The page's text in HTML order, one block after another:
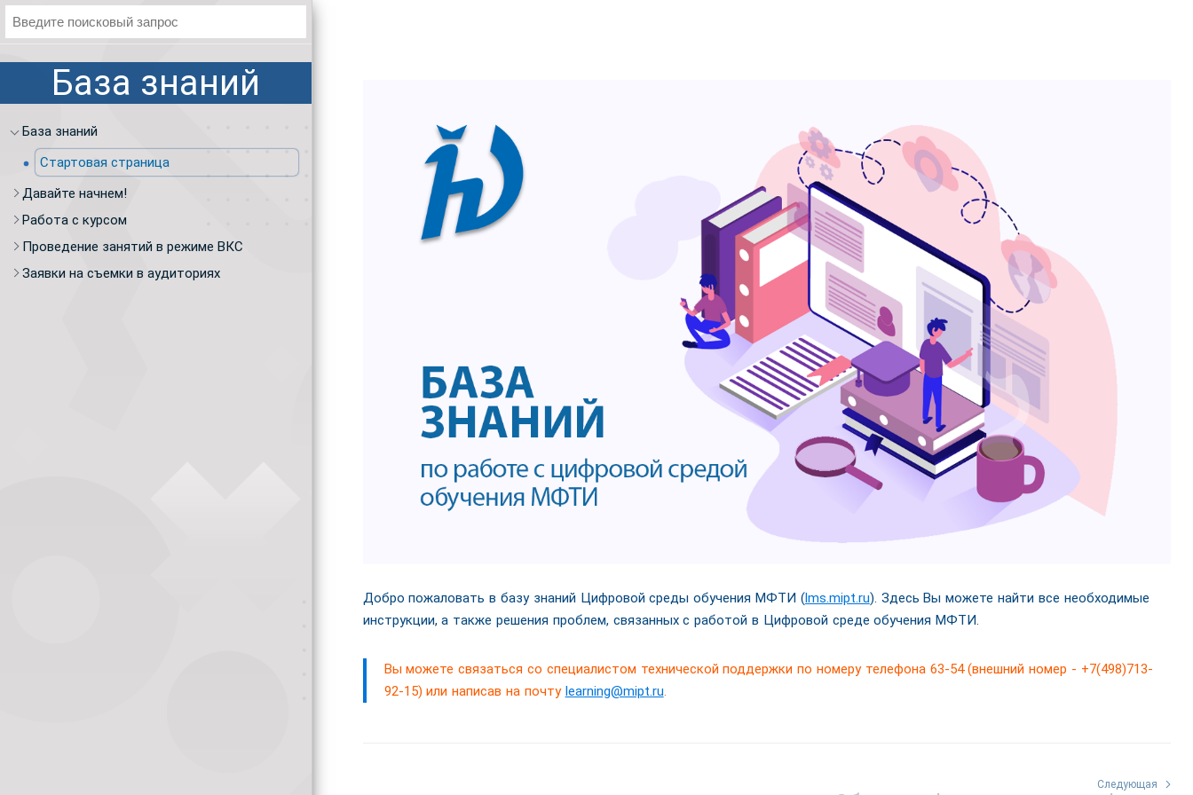
База знаний
База знаний
Стартовая страница
Давайте начнем!
Работа с курсом
Проведение занятий в режиме ВКС
Заявки на съемки в аудиториях
Добро пожаловать в базу знаний Цифровой среды обучения МФТИ (lms.mipt.ru). Здесь Вы можете найти все необходимые
инструкции, а также решения проблем, связанных с работой в Цифровой среде обучения МФТИ.
Вы можете связаться со специалистом технической поддержки по номеру телефона 63-54 (внешний номер - +7(498)713-
92-15) или написав на почту learning@mipt.ru.
Следующая